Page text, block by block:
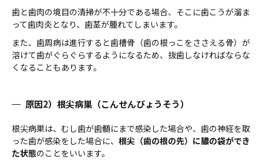
歯と歯肉の境目の清掃が不十分である場合、そこに歯こうが溜ま
って歯肉炎となり、歯茎が腫れてしまいます。
また、歯周病は進行すると歯槽骨（歯の根っこをささえる骨）が
溶けて歯がぐらぐらするようになるため、抜歯しなければならな
くなることもあります。
原因2）根尖病巣（こんせんびょうそう）
根尖病巣は、むし歯が歯髄にまで感染した場合や、歯の神経を取
った歯が感染をした場合に、 根尖（歯の根の先）に膿の袋ができ
た状態のことをいいます。